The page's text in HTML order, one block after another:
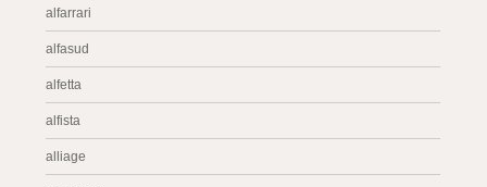
alfarrari
alfasud
alfetta
alfista
alliage